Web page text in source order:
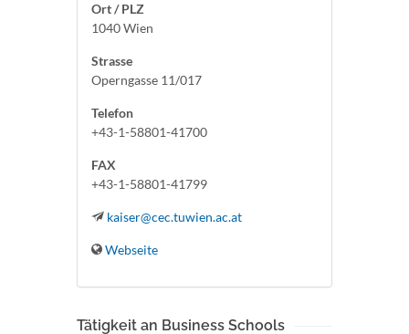
Ort / PLZ
1040 Wien
Strasse
Operngasse 11/017
Telefon
+43-1-58801-41700
FAX
+43-1-58801-41799
kaiser@cec.tuwien.ac.at
Webseite
Tätigkeit an Business Schools